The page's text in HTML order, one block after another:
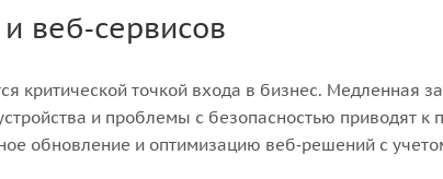
веб‑сервисов
критической точкой входа в бизнес. Медленная
и проблемы с безопасностью приводят
обновление и оптимизацию веб‑решений с